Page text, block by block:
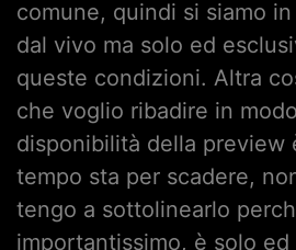
comune, quindi si siamo
dal vivo ma solo ed
queste condizioni. Altra
che voglio ribadire in
disponibilità della preview
tempo sta per scadere,
tengo a sottolinearlo
importantissimo, è solo